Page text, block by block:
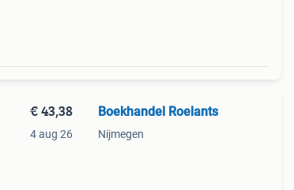
€ 43,38
4 aug 26
Boekhandel Roelants
Nijmegen